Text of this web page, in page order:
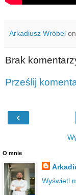
Arkadiusz Wróbel on
Brak
Prześlij
‹
O mnie
Wyświetl